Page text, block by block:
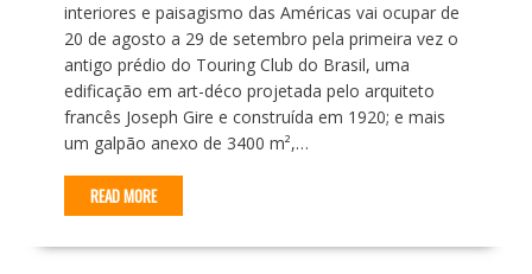
interiores e paisagismo das Américas vai ocupar de
20 de agosto a 29 de setembro pela primeira vez o
antigo prédio do Touring Club do Brasil, uma
edificação em art-déco projetada pelo arquiteto
francês Joseph Gire e construída em 1920; e mais
um galpão anexo de 3400 m²,…
READ MORE